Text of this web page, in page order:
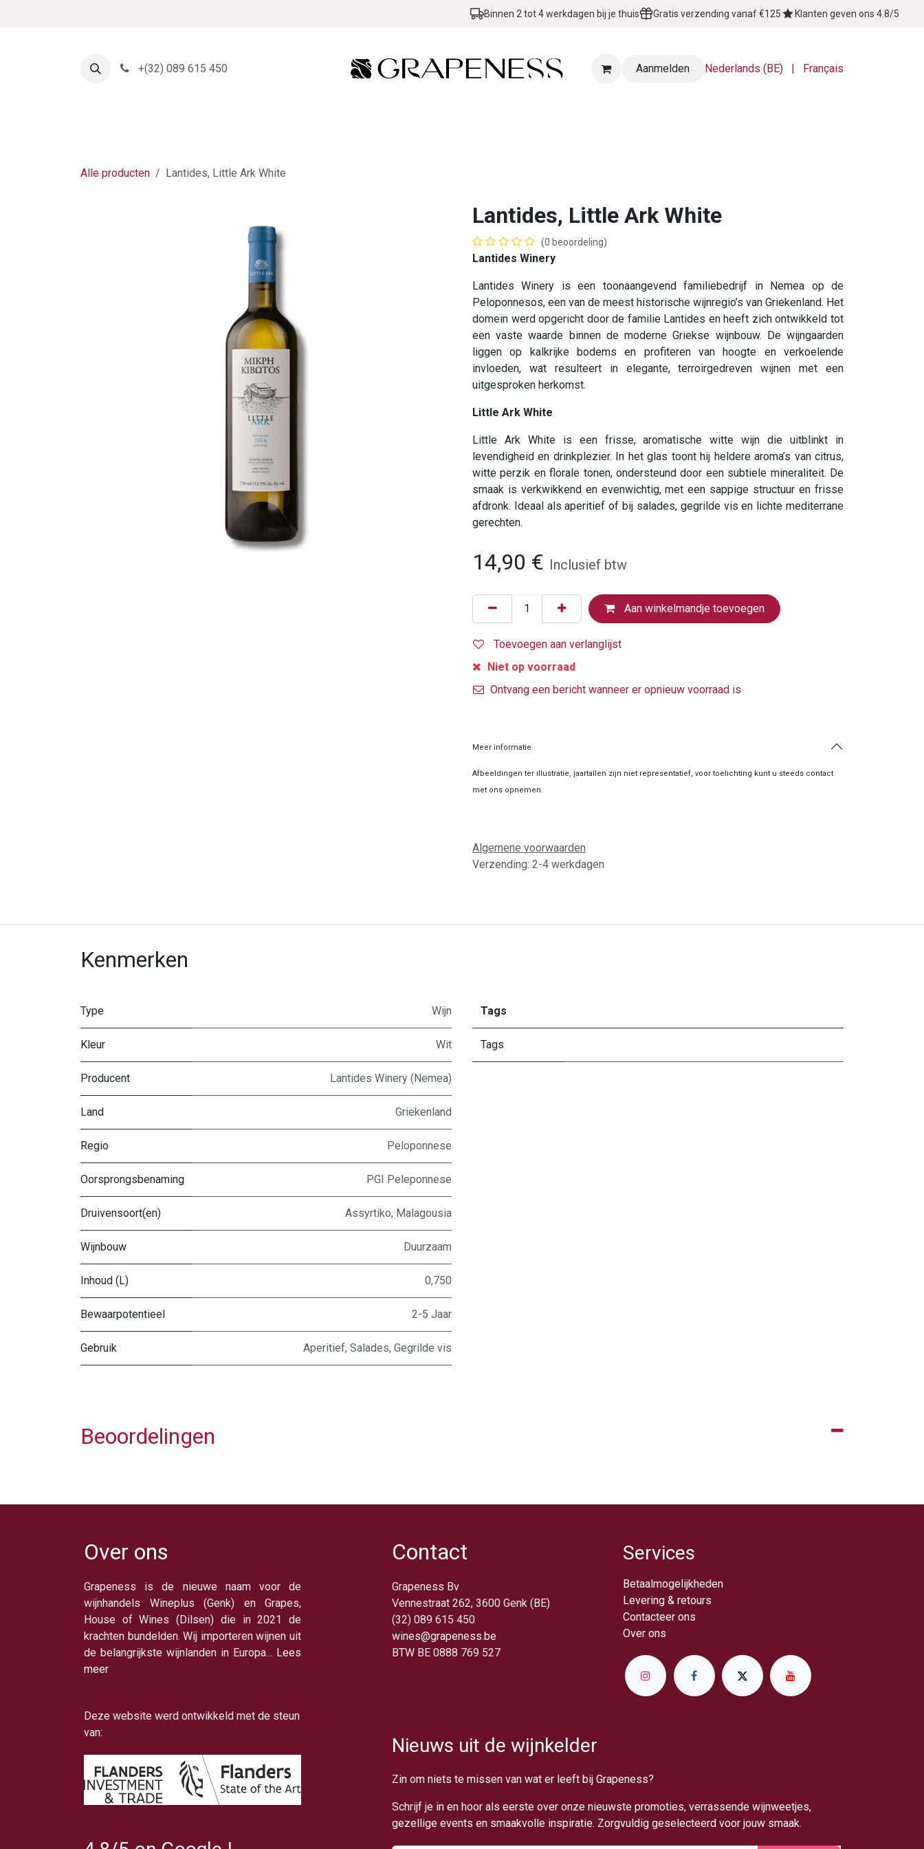
Binnen 2 tot 4 werkdagen bij je thuis Gratis verzending vanaf €125 Klanten geven ons 4.8/5
+(32) 089 615 450 Aanmelden Nederlands (BE) | Français
Alle producten Lantides, Little Ark White
Lantides, Little Ark White
(0 beoordeling)
Lantides Winery
Lantides Winery is een toonaangevend familiebedrijf in Nemea op de
Peloponnesos, een van de meest historische wijnregio’s van Griekenland. Het
domein werd opgericht door de familie Lantides en heeft zich ontwikkeld tot
een vaste waarde binnen de moderne Griekse wijnbouw. De wijngaarden
liggen op kalkrijke bodems en profiteren van hoogte en verkoelende
invloeden, wat resulteert in elegante, terroirgedreven wijnen met een
uitgesproken herkomst.
Little Ark White
Little Ark White is een frisse, aromatische witte wijn die uitblinkt in
levendigheid en drinkplezier. In het glas toont hij heldere aroma’s van citrus,
witte perzik en florale tonen, ondersteund door een subtiele mineraliteit. De
smaak is verkwikkend en evenwichtig, met een sappige structuur en frisse
afdronk. Ideaal als aperitief of bij salades, gegrilde vis en lichte mediterrane
gerechten.
14,90 € Inclusief btw
Aan winkelmandje toevoegen
Toevoegen aan verlanglijst
Niet op voorraad
Ontvang een bericht wanneer er opnieuw voorraad is
Meer informatie
Afbeeldingen ter illustratie, jaartallen zijn niet representatief, voor toelichting kunt u steeds contact
met ons opnemen.
Algemene voorwaarden
Verzending: 2-4 werkdagen
Kenmerken
Type Wijn
Kleur Wit
Producent Lantides Winery (Nemea)
Land Griekenland
Regio Peloponnese
Oorsprongsbenaming PGI Peleponnese
Druivensoort(en) Assyrtiko, Malagousia
Wijnbouw Duurzaam
Inhoud (L) 0,750
Bewaarpotentieel 2-5 Jaar
Gebruik Aperitief, Salades, Gegrilde vis
Tags
Tags
Beoordelingen
Services
Betaalmogelijkheden
Levering & retou​rs
Contacteer ons
Over ​ons
Contact
Grapeness Bv
Vennestraat 262, 3600 Genk (BE)
(32) 089 615 450
wines@grapeness.be
BTW BE 0888 769 527
Over ons
Grapeness is de nieuwe naam voor de
wijnhandels Wineplus (Genk) en Grapes,
House of Wines (Dilsen) die in 2021 de
krachten bundelden. Wij importeren wijnen uit
de belangrijkste wijnlanden in Europa... Lees
meer
Deze website werd ontwikkeld met de steun
van:
Nieuws uit de wijnkelder
Zin om niets te missen van wat er leeft bij Grapeness?
Schrijf je in en hoor als eerste over onze nieuwste promoties, verrassende wijnweetjes,
gezellige events en smaakvolle inspiratie. Zorgvuldig geselecteerd voor jouw smaak.